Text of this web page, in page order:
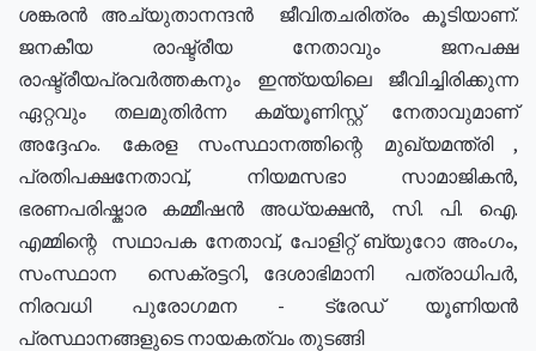
ശങ്കരൻ അച്യുതാനന്ദൻ ജീവിതചരിത്രം കൂടിയാണ്.
ജനകീയ രാഷ്ട്രീയ നേതാവും ജനപക്ഷ
രാഷ്ട്രീയപ്രവർത്തകനും ഇന്ത്യയിലെ ജീവിച്ചിരിക്കുന്ന
ഏറ്റവും തലമുതിർന്ന കമ്യൂണിസ്റ്റ് നേതാവുമാണ്
അദ്ദേഹം. കേരള സംസ്ഥാനത്തിന്റെ മുഖ്യമന്ത്രി ,
പ്രതിപക്ഷനേതാവ്, നിയമസഭാ സാമാജികൻ,
ഭരണപരിഷ്കാര കമ്മീഷൻ അധ്യക്ഷൻ, സി. പി. ഐ.
എമ്മിന്റെ സഥാപക നേതാവ്, പോളിറ്റ് ബ്യുറോ അംഗം,
സംസ്ഥാന സെക്രട്ടറി, ദേശാഭിമാനി പത്രാധിപർ,
നിരവധി പുരോഗമന - ട്രേഡ് യൂണിയൻ
പ്രസ്ഥാനങ്ങളുടെ നായകത്വം തുടങ്ങി